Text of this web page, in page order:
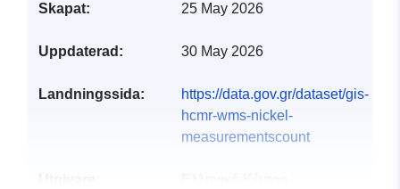
Skapat: 25 May 2026
Uppdaterad: 30 May 2026
Landningssida:
https://data.gov.gr/dataset/gis-
hcmr-wms-nickel-
measurementscount
Utgivare:
Ελληνικό Κέντρο